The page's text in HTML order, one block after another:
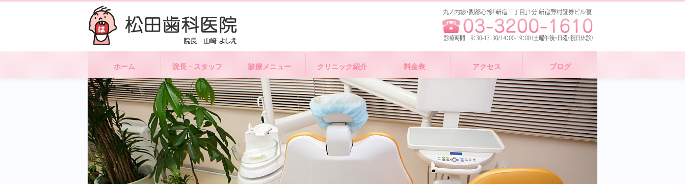
ホーム 院長・スタッフ 診療メニュー クリニック紹介 料金表 アクセス ブログ